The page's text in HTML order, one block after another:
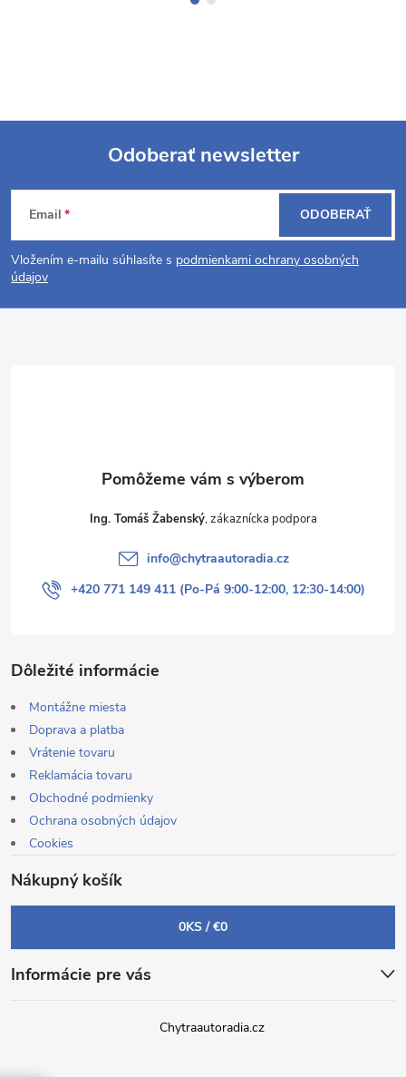
Z
á
p
Odoberať newsletter
Email
Vložením e-mailu súhlasíte s podmienkami ochrany osobných
údajov
ODOBERAŤ
Ing. Tomáš Žabenský
info@chytraautoradia.cz
+420 771 149 411 (Po-Pá 9:00-12:00, 12:30-14:00)
Dôležité informácie
Montážne miesta
Doprava a platba
Vrátenie tovaru
Reklamácia tovaru
Obchodné podmienky
Ochrana osobných údajov
Cookies
Nákupný košík
0KS /€0
Informácie pre vás
Chytraautoradia.cz